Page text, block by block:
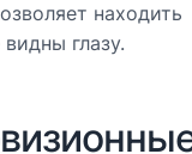
находить
глазу.